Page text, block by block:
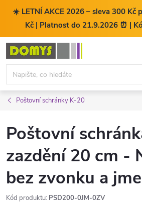
☀️ LETNÍ AKCE 2026 – sleva 300 Kč
Kč | Platnost do 21.9.2026 ⏰ |
Přejít
obsah
Poštovní schránky K-20
Poštovní
zazdění 20 cm -
bez zvonku a
Kód produktu: PSD200-0JM-0ZV